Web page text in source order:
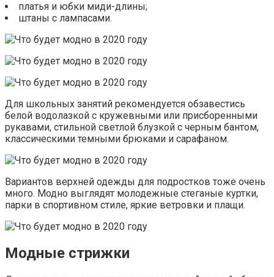
платья и юбки миди-длины;
штаны с лампасами.
Для школьных занятий рекомендуется обзавестись
белой водолазкой с кружевными или присборенными
рукавами, стильной светлой блузкой с черным бантом,
классическими темными брюками и сарафаном.
Вариантов верхней одежды для подростков тоже очень
много. Модно выглядят молодежные стеганые куртки,
парки в спортивном стиле, яркие ветровки и плащи.
Модные стрижки